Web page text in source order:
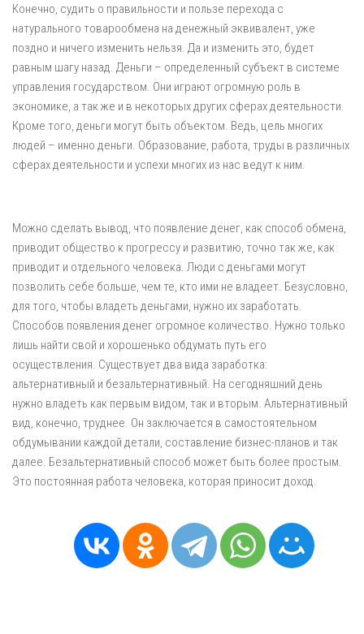
Конечно, судить о правильности и пользе перехода с
натурального товарообмена на денежный эквивалент, уже
поздно и ничего изменить нельзя. Да и изменить это, будет
равным шагу назад. Деньги – определенный субъект в системе
управления государством. Они играют огромную роль в
экономике, а так же и в некоторых других сферах деятельности.
Кроме того, деньги могут быть объектом. Ведь, цель многих
людей – именно деньги. Образование, работа, труды в различных
сферах деятельности и успехи многих из нас ведут к ним.
Можно сделать вывод, что появление денег, как способ обмена,
приводит общество к прогрессу и развитию, точно так же, как
приводит и отдельного человека. Люди с деньгами могут
позволить себе больше, чем те, кто ими не владеет. Безусловно,
для того, чтобы владеть деньгами, нужно их заработать.
Способов появления денег огромное количество. Нужно только
лишь найти свой и хорошенько обдумать путь его
осуществления. Существует два вида заработка:
альтернативный и безальтернативный. На сегодняшний день
нужно владеть как первым видом, так и вторым. Альтернативный
вид, конечно, труднее. Он заключается в самостоятельном
обдумывании каждой детали, составление бизнес-планов и так
далее. Безальтернативный способ может быть более простым.
Это постоянная работа человека, которая приносит доход.